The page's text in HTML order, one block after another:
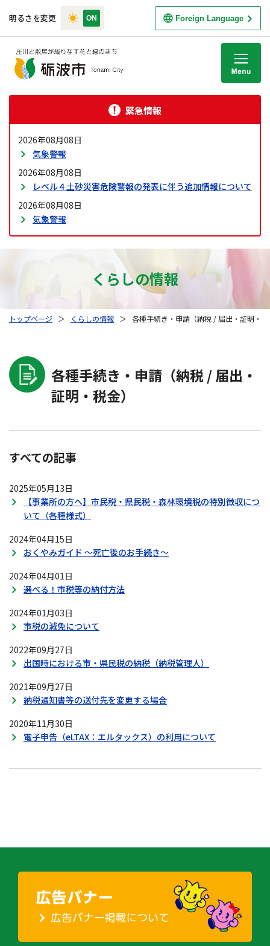
明るさを変更 Foreign Language
緊急情報
2026年08月08日
気象警報
2026年08月08日
レベル４土砂災害危険警報の発表に伴う追加情報について
2026年08月08日
気象警報
くらしの情報
トップページ ＞ くらしの情報 ＞ 各種手続き・申請（納税 / 届出・証明・
各種手続き・申請（納税 / 届出・
証明・税金）
すべての記事
2025年05月13日
【事業所の方へ】市民税・県民税・森林環境税の特別徴収につ
いて（各種様式）
2024年04月15日
おくやみガイド ～死亡後のお手続き～
2024年04月01日
選べる！市税等の納付方法
2024年01月03日
市税の減免について
2022年09月27日
出国時における市・県民税の納税（納税管理人）
2021年09月27日
納税通知書等の送付先を変更する場合
2020年11月30日
電子申告（eLTAX：エルタックス）の利用について